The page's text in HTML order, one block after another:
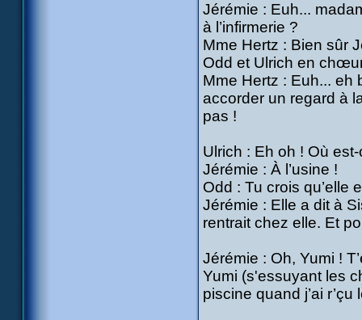
Jérémie : Euh...
à l’infirmerie ?
Mme Hertz : Bien sûr
Odd et Ulrich en
Mme Hertz : Euh... eh
accorder un regard à
pas !
Ulrich : Eh oh ! Où
Jérémie : À l’usine !
Odd : Tu crois qu’elle
Jérémie : Elle a dit à
rentrait chez elle. Et
Jérémie : Oh, Yumi !
Yumi (s'essuyant les
piscine quand j’ai r’çu